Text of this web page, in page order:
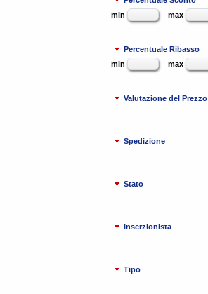
min
max
Percentuale Ribasso
min
max
Valutazione del Prezzo
Spedizione
Stato
Inserzionista
Tipo